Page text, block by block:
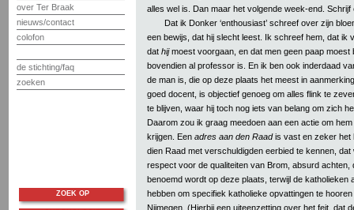
over Ter Braak
nieuws/contact
colofon
de stichting/faq
zoeken
alles wel is. Dan maar het volgende week-end. Schrijf
Dat ik Donker ‘enthousiast’ schreef over zijn
een bewijs, dat hij slecht leest. Ik schreef hem, dat ik
dat hijmoest voorgaan, en dat men geen paap moest
bovendien al professor is. En ik ben ook inderdaad
de man is, die op deze plaats het meest in
goed docent, is objectief genoeg om alles flink te
te blijven, waar hij toch nog iets van belang om zich
Daarom zou ik graag meedoen aan een actie om
krijgen. Een adres aan den Raadis vast en zeker het
dien Raad met verschuldigden eerbied te kennen, dat
respect voor de qualiteiten van Brom, absurd achten,
benoemd wordt op deze plaats, terwijl de katholieken
hebben om specifiek katholieke opvattingen te
Nijmegen. (Hierbij een uiteenzetting over het feit, dat
ZOEK OP